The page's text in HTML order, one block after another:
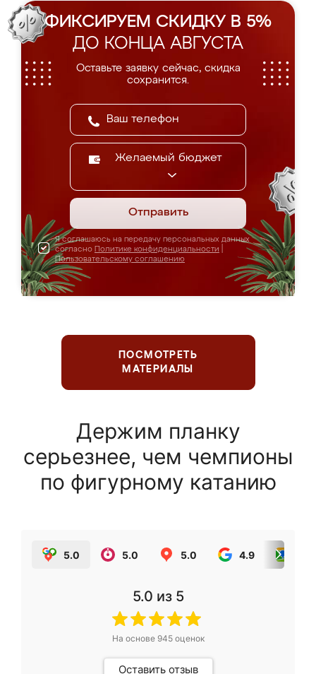
ФИКСИРУЕМ СКИДКУ В 5%
ДО КОНЦА АВГУСТА
Оставьте заявку сейчас, скидка
сохранится.
Желаемый бюджет
Отправить
Я соглашаюсь на передачу персональных данных
согласно Политике конфиденциальности
Пользовательскому соглашению
ПОСМОТРЕТЬ
МАТЕРИАЛЫ
Держим планку
серьезнее, чем чемпионы
по фигурному катанию
5.0 5.0 5.0 4.9
5.0 из 5
На основе 945оценок
Оставить отзыв